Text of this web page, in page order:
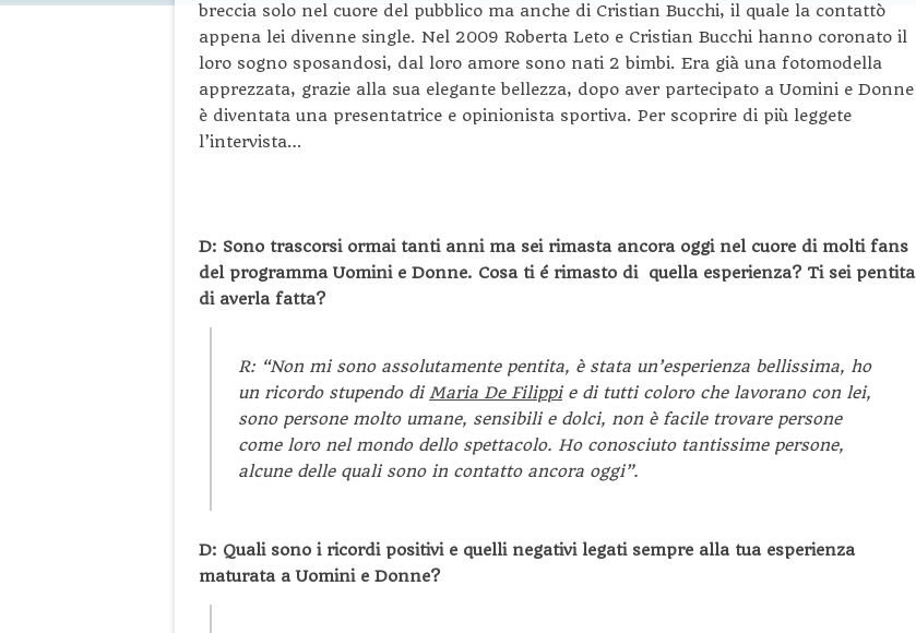
breccia solo nel cuore del pubblico ma anche di Cristian Bucchi, il quale la contattò
appena lei divenne single. Nel 2009 Roberta Leto e Cristian Bucchi hanno coronato il
loro sogno sposandosi, dal loro amore sono nati 2 bimbi. Era già una fotomodella
apprezzata, grazie alla sua elegante bellezza, dopo aver partecipato a Uomini e Donne
è diventata una presentatrice e opinionista sportiva. Per scoprire di più leggete
l’intervista…
D: Sono trascorsi ormai tanti anni ma sei rimasta ancora oggi nel cuore di molti fans
del programma Uomini e Donne. Cosa ti é rimasto di quella esperienza? Ti sei pentita
di averla fatta?
R: “Non mi sono assolutamente pentita, è stata un’esperienza bellissima, ho
un ricordo stupendo di Maria De Filippie di tutti coloro che lavorano con lei,
sono persone molto umane, sensibili e dolci, non è facile trovare persone
come loro nel mondo dello spettacolo. Ho conosciuto tantissime persone,
alcune delle quali sono in contatto ancora oggi”.
D: Quali sono i ricordi positivi e quelli negativi legati sempre alla tua esperienza
maturata a Uomini e Donne?